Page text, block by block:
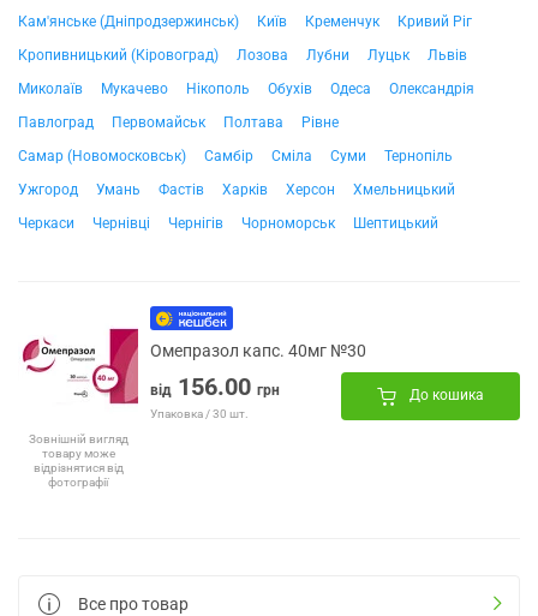
Кам'янське (Дніпродзержинськ)
Київ Кременчук
Кривий Ріг
Кропивницький (Кіровоград)
Лозова Лубни Луцьк
Львів
Миколаїв
Мукачево Нікополь Обухів Одеса
Олександрія
Павлоград
Первомайськ Полтава
Рівне
Самар (Новомосковськ)
Самбір Сміла Суми
Тернопіль
Ужгород
Умань Фастів Харків Херсон
Хмельницький
Черкаси
Чернівці Чернігів Чорноморськ Шептицький
Зовнішній вигляд
товару може
відрізнятися від
фотографії
Омепразол капс. 40мг №30
від 156.00 грн
Упаковка / 30 шт.
До кошика
Все про товар